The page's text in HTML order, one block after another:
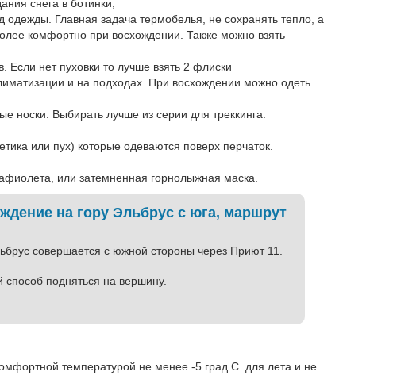
снега в ботинки;
Главная задача термобелья, не сохранять тепло, а
комфортно при восхождении. Также можно взять
нет пуховки то лучше взять 2 флиски
и на подходах. При восхождении можно одеть
Выбирать лучше из серии для треккинга.
или пух) которые одеваются поверх перчаток.
или затемненная горнолыжная маска.
на гору Эльбрус с юга, маршрут
совершается с южной стороны через Приют 11.
подняться на вершину.
температурой не менее -5 град.С. для лета и не